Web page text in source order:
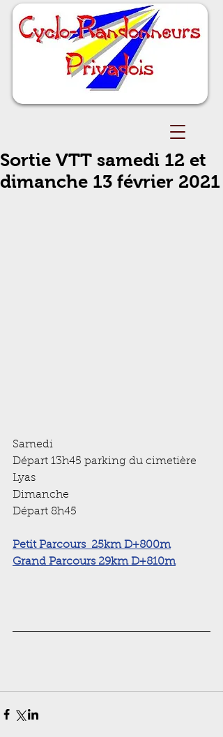
Sortie VTT samedi 12 et
dimanche 13 février 2021
Samedi
Départ 13h45 parking du cimetière
Lyas
Dimanche
Départ 8h45
Petit Parcours  25km D+800m
Grand Parcours 29km D+810m